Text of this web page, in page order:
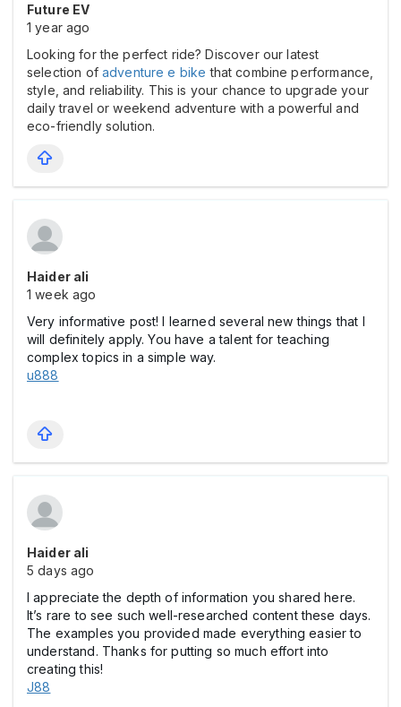
Future EV
1 year ago
Looking for the perfect ride? Discover our latest
selection of adventure e bike that combine performance,
style, and reliability. This is your chance to upgrade your
daily travel or weekend adventure with a powerful and
eco-friendly solution.
Haider ali
1 week ago
Very informative post! I learned several new things that I
will definitely apply. You have a talent for teaching
complex topics in a simple way.
u888
Haider ali
5 days ago
I appreciate the depth of information you shared here.
It’s rare to see such well-researched content these days.
The examples you provided made everything easier to
understand. Thanks for putting so much effort into
creating this!
J88